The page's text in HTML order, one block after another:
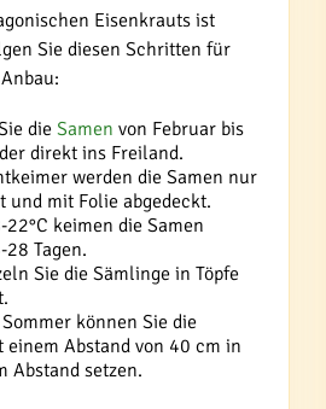
Eisenkrauts ist
Sie diesen Schritten für
die Samen von Februar bis
direkt ins Freiland.
werden die Samen nur
und mit Folie abgedeckt.
22°C keimen die Samen
Tagen.
Sie die Sämlinge in Töpfe
können Sie die
Abstand von 40 cm in
Abstand setzen.